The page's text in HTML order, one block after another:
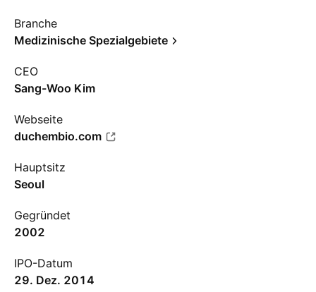
Branche
Medizinische Spezialgebiete
CEO
Sang-Woo Kim
Webseite
duchembio.com
Hauptsitz
Seoul
Gegründet
2002
IPO-Datum
29. Dez. 2014